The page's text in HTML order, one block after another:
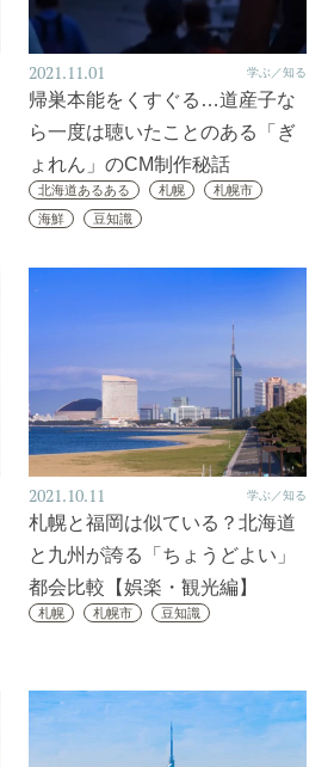
2021.11.01 学ぶ／知る
帰巣本能をくすぐる…道産子な
ら一度は聴いたことのある「ぎ
ょれん」のCM制作秘話
北海道あるある 札幌
札幌市
海鮮
豆知識
2021.10.11 学ぶ／知る
札幌と福岡は似ている？北海道
と九州が誇る「ちょうどよい」
都会比較【娯楽・観光編】
札幌 札幌市 豆知識